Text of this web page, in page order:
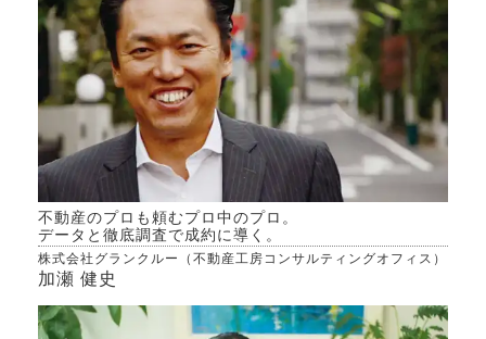
専門
どち
水準
にな
住み
能性
合わ
定し
不動産のプロも頼むプロ中のプロ。
データと徹底調査で成約に導く。
株式会社グランクルー（不動産工房コンサルティングオフィス）
加瀬 健史